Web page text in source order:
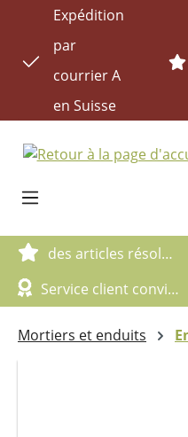
Passer au contenu principal
Expédition
par
courrier A
en Suisse
des articles résolument écologiques
Service client convivial
Mortiers et enduits